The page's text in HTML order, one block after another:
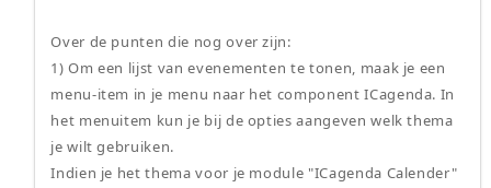
Over de punten die nog over zijn:
1) Om een lijst van evenementen te tonen, maak je een
menu-item in je menu naar het component ICagenda. In
het menuitem kun je bij de opties aangeven welk thema
je wilt gebruiken.
Indien je het thema voor je module "ICagenda Calender"